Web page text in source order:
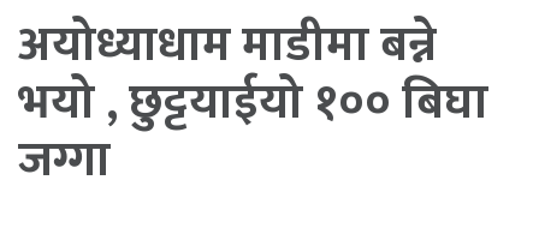
अयोध्याधाम माडीमा बन्ने
भयो , छुट्टयाईयो १०० बिघा
जग्गा